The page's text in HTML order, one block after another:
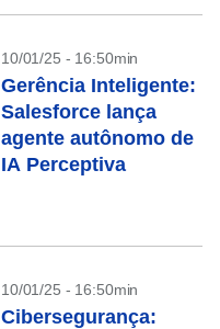
10/01/25 - 16:50min
Gerência Inteligente:
Salesforce lança
agente autônomo de
IA Perceptiva
10/01/25 - 16:50min
Cibersegurança: